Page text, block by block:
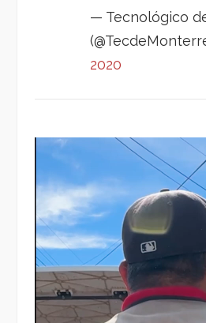
— Tecnológico
2020
Reproductor
vídeo